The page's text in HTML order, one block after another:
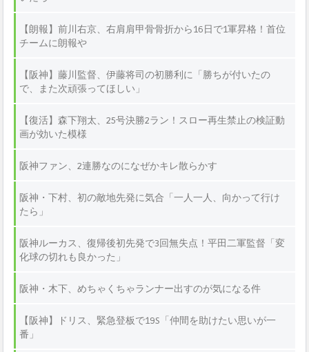
【朗報】前川右京、右肩肩甲骨骨折から16日で1軍昇格！首位
チームに朗報や
【阪神】藤川監督、伊藤将司の初勝利に「勝ちが付いたの
で、また次頑張ってほしい」
【復活】森下翔太、25号決勝2ラン！スロー再生禁止の検証動
画が効いた模様
阪神ファン、2連勝なのになぜかキレ散らかす
阪神・下村、初の敵地先発に気合「一人一人、向かって行け
たら」
阪神ルーカス、復帰後初先発で3回無失点！平田二軍監督「変
化球の切れも良かった」
阪神・木下、めちゃくちゃランナー出すのが気になる件
【阪神】ドリス、緊急登板で19S「仲間を助けたい思いが一
番」